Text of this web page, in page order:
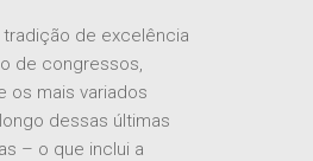
de excelência
de congressos,
os mais variados
dessas últimas